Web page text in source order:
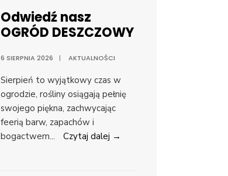
Odwiedź nasz
OGRÓD DESZCZOWY
6 SIERPNIA 2026 | AKTUALNOŚCI
Sierpień to wyjątkowy czas w
ogrodzie, rośliny osiągają pełnię
swojego piękna, zachwycając
feerią barw, zapachów i
bogactwem... Czytaj dalej →